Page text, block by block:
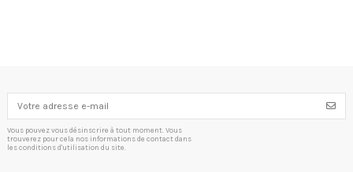
Vous pouvez vous désinscrire à tout moment. Vous
trouverez pour cela nos informations de contact dans
les conditions d'utilisation du site.